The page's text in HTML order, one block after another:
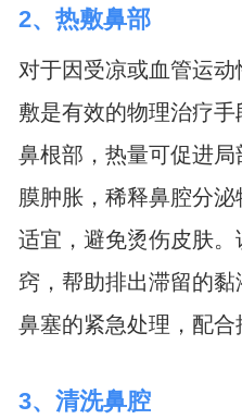
2、热敷鼻部
对于因受凉或血管运
敷是有效的物理治疗
鼻根部，热量可促进
膜肿胀，稀释鼻腔分
适宜，避免烫伤皮肤
窍，帮助排出滞留的
鼻塞的紧急处理，配合
3、清洗鼻腔